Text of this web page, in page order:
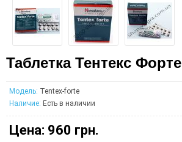
Таблетка Тентекс Форте
Модель: Tentex-forte
Наличие: Есть в наличии
Цена: 960 грн.